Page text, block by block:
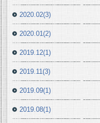
2020.02(3)
2020.01(2)
2019.12(1)
2019.11(3)
2019.09(1)
2019.08(1)